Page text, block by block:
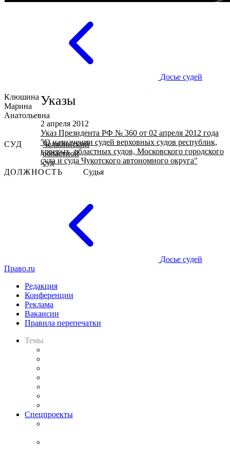
Досье судей
Клюшина
Марина
Анатольевна
СУД
Челябинский
областной
суд
ДОЛЖНОСТЬ
Судья
Указы
2 апреля 2012
Указ Президента РФ № 360 от 02 апреля 2012 года
"О назначении судей верховных судов республик,
краевых, областных судов, Московского городского
суда и суда Чукотского автономного округа"
Досье судей
Право.ru
Редакция
Конференции
Реклама
Вакансии
Правила перепечатки
Темы
Спецпроекты